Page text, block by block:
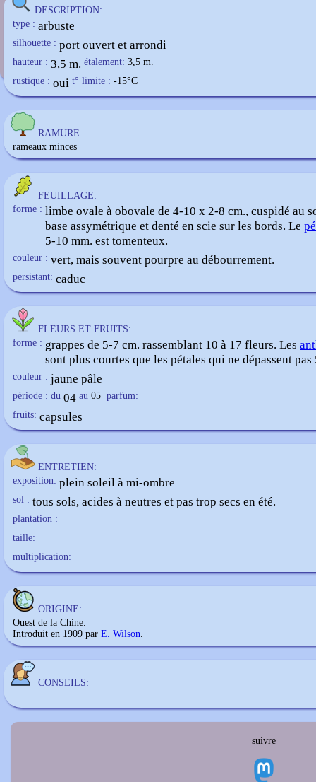
DESCRIPTION:
type : arbuste
silhouette : port ouvert et arrondi
hauteur : 3,5 m. étalement: 3,5 m.
rustique : oui t° limite : -15°C
RAMURE:
rameaux minces
FEUILLAGE:
forme : limbe ovale à obovale de 4-10 x 2-8 cm., cuspidé au
base assymétrique et denté en scie sur les bords. Le
5-10 mm. est tomenteux.
couleur : vert, mais souvent pourpre au débourrement.
persistant: caduc
FLEURS ET FRUITS:
forme : grappes de 5-7 cm. rassemblant 10 à 17 fleurs. Les
sont plus courtes que les pétales qui ne dépassent pas
couleur : jaune pâle
période : du 04 au 05 parfum:
fruits: capsules
ENTRETIEN:
exposition: plein soleil à mi-ombre
sol : tous sols, acides à neutres et pas trop secs en été.
plantation :
taille:
multiplication:
ORIGINE:
Ouest de la Chine.
Introduit en 1909 par E. Wilson.
CONSEILS:
suivre